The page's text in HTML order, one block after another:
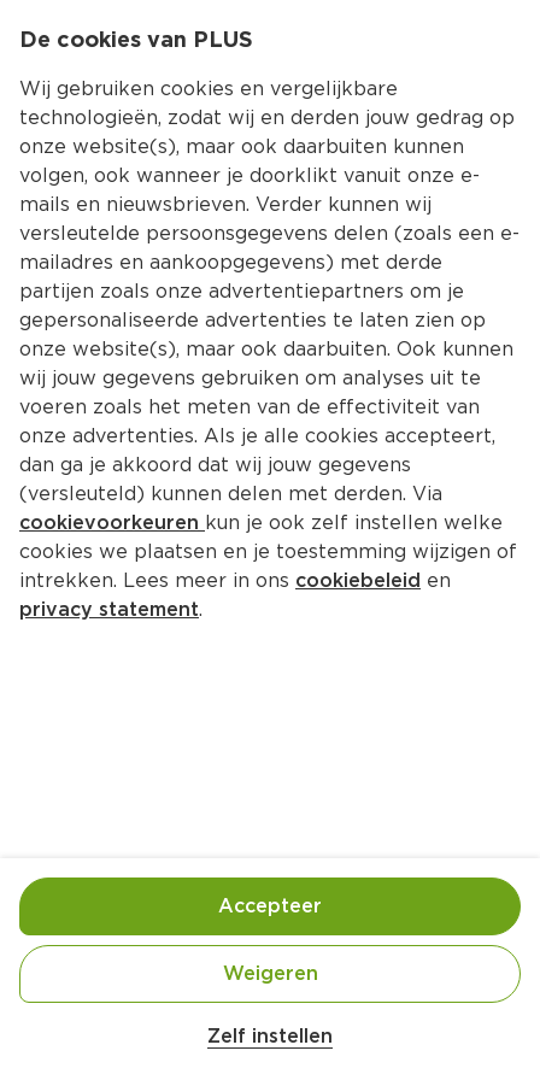
Kies jouw
Terug Producten
Verstegen WSB meal Classic
omelet
Gebruik- en bewaarinstructies
Gebruik 2 p: 2 el mix + 4 eieren + 250g groenten. 1
portie p.p. = 1 el (3g).
De cookies van PLUS
Wij gebruiken cookies en vergelijkbare
technologieën, zodat wij en derden jouw gedrag op
onze website(s), maar ook daarbuiten kunnen
volgen, ook wanneer je doorklikt vanuit onze e-
mails en nieuwsbrieven. Verder kunnen wij
versleutelde persoonsgegevens delen (zoals een e-
mailadres en aankoopgegevens) met derde
partijen zoals onze advertentiepartners om je
gepersonaliseerde advertenties te laten zien op
onze website(s), maar ook daarbuiten. Ook kunnen
wij jouw gegevens gebruiken om analyses uit te
voeren zoals het meten van de effectiviteit van
onze advertenties. Als je alle cookies accepteert,
dan ga je akkoord dat wij jouw gegevens
(versleuteld) kunnen delen met derden. Via
cookievoorkeuren kun je ook zelf instellen welke
cookies we plaatsen en je toestemming wijzigen of
intrekken. Lees meer in ons cookiebeleid en
privacy statement.
Zelf instellen
Weigeren
Accepteer